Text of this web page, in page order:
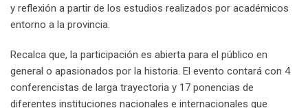
y reflexión a partir de los estudios realizados por académicos
entorno a la provincia.
Recalca que, la participación es abierta para el público en
general o apasionados por la historia. El evento contará con 4
conferencistas de larga trayectoria y 17 ponencias de
diferentes instituciones nacionales e internacionales que